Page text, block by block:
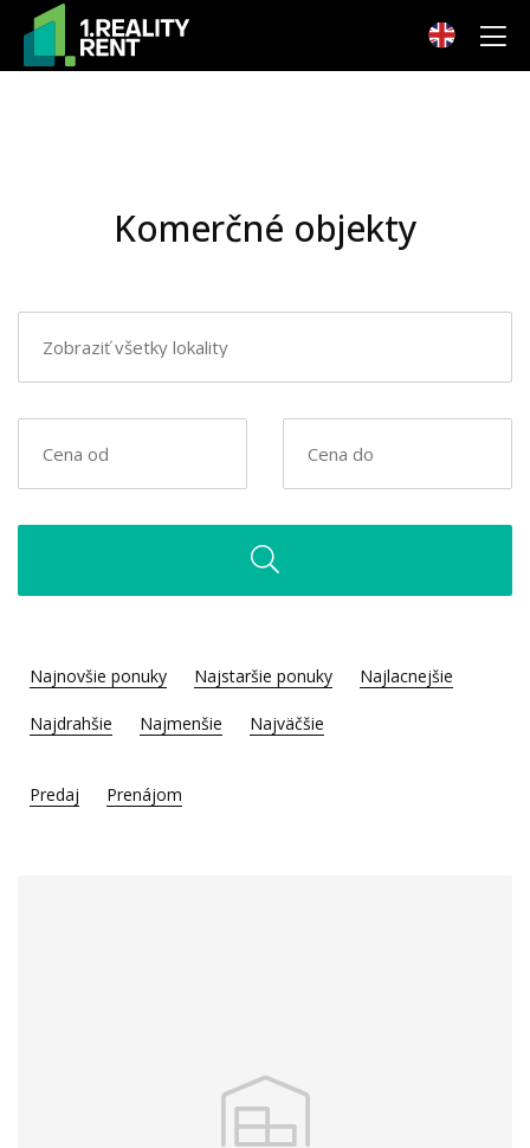
Komerčné objekty
Najnovšie ponuky Najstaršie ponuky Najlacnejšie
Najdrahšie Najmenšie Najväčšie
Predaj Prenájom